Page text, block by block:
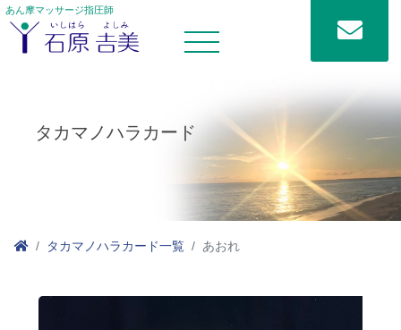
あん摩マッサージ指圧師
タカマノハラカード
タカマノハラカード一覧 あおれ